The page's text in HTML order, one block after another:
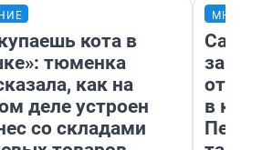
кота в
тюменка
как на
деле устроен
со складами
в